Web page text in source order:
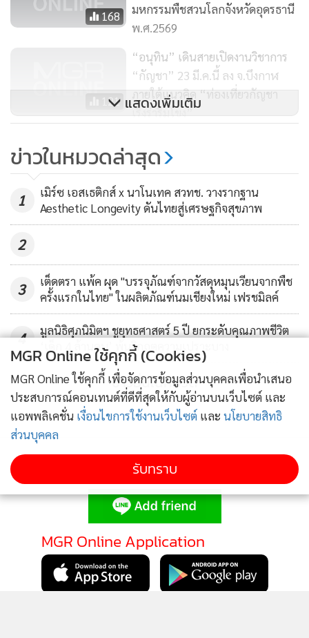
168
มหกรรมพืชสวนโลกจังหวัดอุดรธานี
พ.ศ.2569
121
“อนุทิน” เดินสายเปิดงานวิชาการ
“กัญชา” 23 มี.ค.นี้ ลง จ.บึงกาฬ
ภายใต้แนวคิด “ท่องเที่ยวกัญชา
เริงร่าริมโขง”
1,127
เปิดเดินเรือชายฝั่งเชื่อม 3 ประเทศ
แสดงเพิ่มเติม
ข่าวในหมวดล่าสุด
1
เมิร์ซ เอสเธติกส์ x นาโนเทค สวทช. วางรากฐาน
Aesthetic Longevity ดันไทยสู่เศรษฐกิจสุขภาพ
2
3
เต็ดตรา แพ้ค ผุด "บรรจุภัณฑ์จากวัสดุหมุนเวียนจากพืช
ครั้งแรกในไทย" ในผลิตภัณฑ์นมเชียงใหม่ เฟรชมิลค์
4
มูลนิธิศุภนิมิตฯ ชูยุทธศาสตร์ 5 ปี ยกระดับคุณภาพชีวิต
‘เด็ก 4 ล้านคน’ พ้นวิกฤตความเปราะบาง
ข่าวอื่นในหมวด
ติดตามข่าวสารผ่านทาง LINE
MGR Online Application
MGR Online ใช้คุกกี้ (Cookies)
MGR Online ใช้คุกกี้ เพื่อจัดการข้อมูลส่วนบุคคลเพื่อนำเสนอ
ประสบการณ์คอนเทนต์ที่ดีที่สุดให้กับผู้อ่านบนเว็บไซต์ และ
แอพพลิเคชั่น เงื่อนไขการใช้งานเว็บไซต์ และ นโยบายสิทธิ
ส่วนบุคคล
รับทราบ